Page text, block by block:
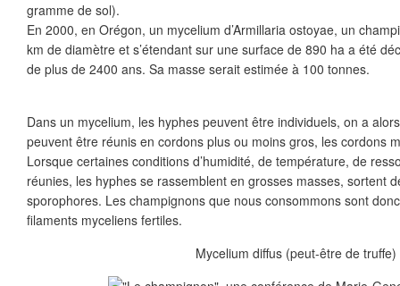
gramme de sol).
En 2000, en Orégon, un mycelium d’Armillaria ostoyae, un
km de diamètre et s’étendant sur une surface de 890 ha a été
de plus de 2400 ans. Sa masse serait estimée à 100 tonnes.
Dans un mycelium, les hyphes peuvent être individuels, on a
peuvent être réunis en cordons plus ou moins gros, les cordons
Lorsque certaines conditions d’humidité, de température, de
réunies, les hyphes se rassemblent en grosses masses, sortent
sporophores. Les champignons que nous consommons sont
ﬁlaments myceliens fertiles.
Mycelium diffus (peut-être de truffe)